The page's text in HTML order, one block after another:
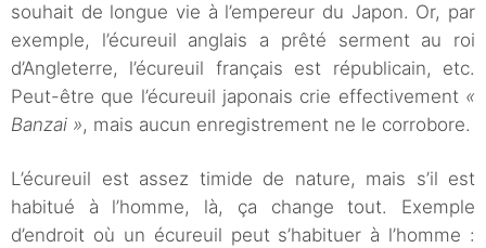
souhait de longue vie à l’empereur du Japon. Or, par
exemple, l’écureuil anglais a prêté serment au roi
d’Angleterre, l’écureuil français est républicain, etc.
Peut-être que l’écureuil japonais crie effectivement «
Banzai », mais aucun enregistrement ne le corrobore.
L’écureuil est assez timide de nature, mais s’il est
habitué à l’homme, là, ça change tout. Exemple
d’endroit où un écureuil peut s’habituer à l’homme :